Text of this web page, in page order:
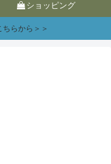
ショッピング
らから＞＞